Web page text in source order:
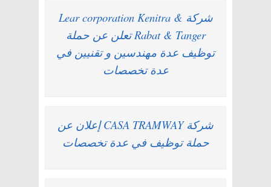
شركة Lear corporation Kenitra &
Rabat & Tanger تعلن عن حملة
توظيف عدة مهندسين و تقنيين في
عدة تخصصات
شركة CASA TRAMWAY إعلان عن
حملة توظيف في عدة تخصصات